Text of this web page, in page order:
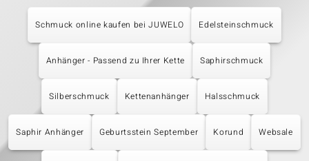
Schmuck online kaufen bei JUWELO Edelsteinschmuck
Anhänger - Passend zu Ihrer Kette Saphirschmuck
Silberschmuck Kettenanhänger Halsschmuck
Saphir Anhänger Geburtsstein September Korund Websale